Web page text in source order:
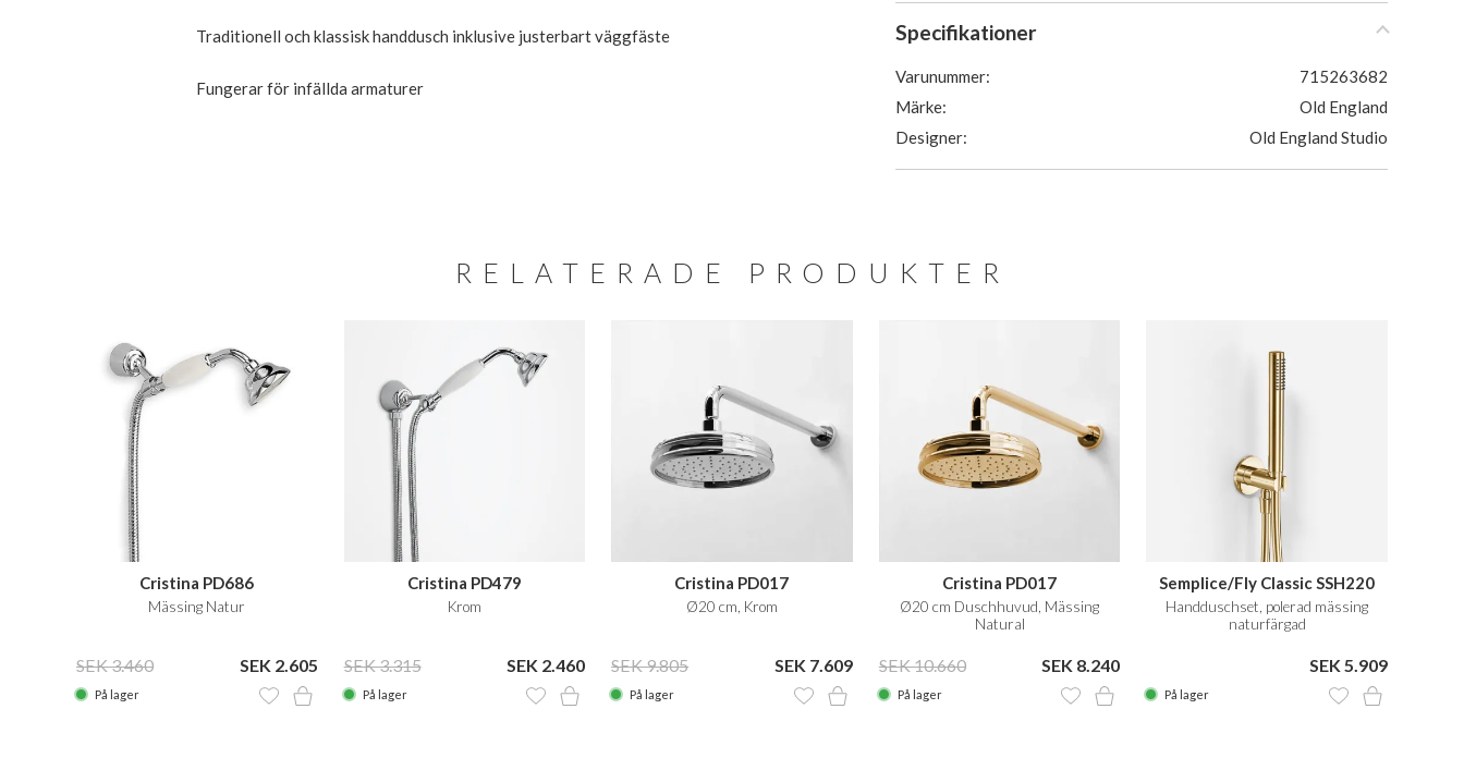
Traditionell och klassisk handdusch inklusive justerbart väggfäste
Fungerar för infällda armaturer
Specifikationer
Varunummer:
715263682
Märke:
Old England
Designer:
Old England Studio
RELATERADE PRODUKTER
Cristina PD686
Mässing Natur
SEK 3.460 SEK 2.605
På lager
Cristina PD479
Krom
SEK 3.315 SEK 2.460
På lager
Cristina PD017
Ø20 cm, Krom
SEK 9.805 SEK 7.609
På lager
Cristina PD017
Ø20 cm Duschhuvud, Mässing
Natural
SEK 10.660 SEK 8.240
På lager
Semplice/Fly Classic SSH220
Handduschset, polerad mässing
naturfärgad
SEK 5.909
På lager